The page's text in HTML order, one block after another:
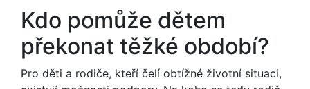
Kdo pomůže dětem
překonat těžké období?
Pro děti a rodiče, kteří čelí obtížné životní situaci,